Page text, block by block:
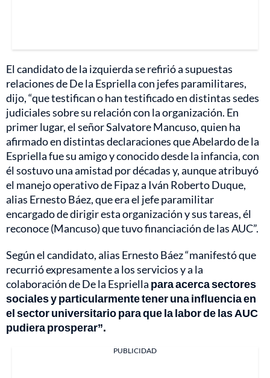
El candidato de la izquierda se refirió a supuestas
relaciones de De la Espriella con jefes paramilitares,
dijo, “que testifican o han testificado en distintas sedes
judiciales sobre su relación con la organización. En
primer lugar, el señor Salvatore Mancuso, quien ha
afirmado en distintas declaraciones que Abelardo de la
Espriella fue su amigo y conocido desde la infancia, con
él sostuvo una amistad por décadas y, aunque atribuyó
el manejo operativo de Fipaz a Iván Roberto Duque,
alias Ernesto Báez, que era el jefe paramilitar
encargado de dirigir esta organización y sus tareas, él
reconoce (Mancuso) que tuvo financiación de las AUC”.
Según el candidato, alias Ernesto Báez “manifestó que
recurrió expresamente a los servicios y a la
colaboración de De la Espriella para acerca sectores
sociales y particularmente tener una influencia en
el sector universitario para que la labor de las AUC
pudiera prosperar”.
PUBLICIDAD